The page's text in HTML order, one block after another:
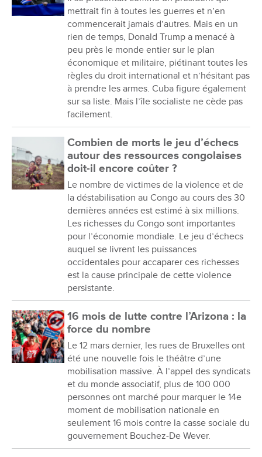
mettrait fin à toutes les guerres et n’en
commencerait jamais d’autres. Mais en un
rien de temps, Donald Trump a menacé à
peu près le monde entier sur le plan
économique et militaire, piétinant toutes les
règles du droit international et n’hésitant pas
à prendre les armes. Cuba figure également
sur sa liste. Mais l’île socialiste ne cède pas
facilement.
Combien de morts le jeu d’échecs
autour des ressources congolaises
doit-il encore coûter ?
Le nombre de victimes de la violence et de
la déstabilisation au Congo au cours des 30
dernières années est estimé à six millions.
Les richesses du Congo sont importantes
pour l’économie mondiale. Le jeu d’échecs
auquel se livrent les puissances
occidentales pour accaparer ces richesses
est la cause principale de cette violence
persistante.
16 mois de lutte contre l’Arizona : la
force du nombre
Le 12 mars dernier, les rues de Bruxelles ont
été une nouvelle fois le théâtre d’une
mobilisation massive. À l’appel des syndicats
et du monde associatif, plus de 100 000
personnes ont marché pour marquer le 14e
moment de mobilisation nationale en
seulement 16 mois contre la casse sociale du
gouvernement Bouchez-De Wever.